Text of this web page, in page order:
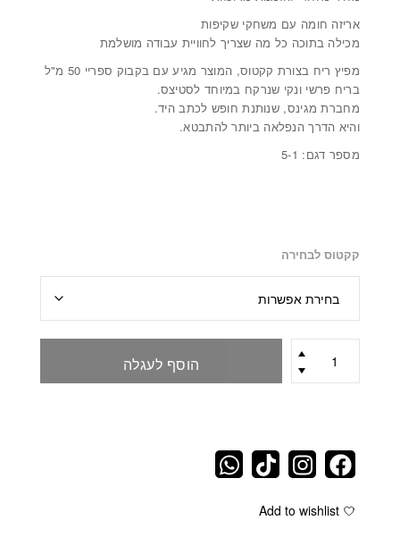
אריזה חומה עם משחקי שקיפות
מכילה בתוכה כל מה שצריך לחוויית עבודה מושלמת
מפיץ ריח בצורת קקטוס, המוצר מגיע עם בקבוק ספריי 50 מ"ל
בריח פרשי ונקי שנרקח במיוחד לסטיצס.
מחברת מגינס, שנותנת חופש לכתב היד.
והיא הדרך הנפלאה ביותר להתבטא.
מספר דגם: 5-1
קקטוס לבחירה
מארז
הוסף לעגלה
Add to wishlist